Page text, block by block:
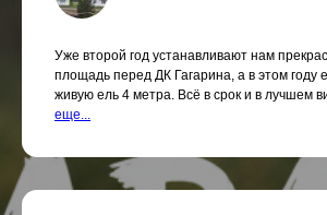
Уже второй год устанавливают нам
площадь перед ДК Гагарина, а в этом году
живую ель 4 метра. Всё в срок и в лучшем
еще...